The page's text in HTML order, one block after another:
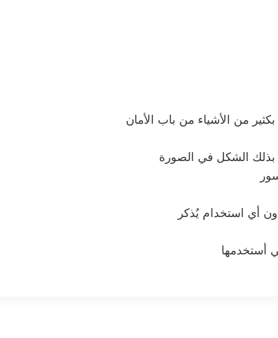
من الأشياء من باب الأمان
أي استخدام يُذكر
أستخدمها